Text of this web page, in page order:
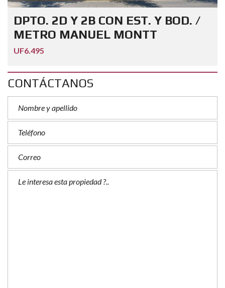
DPTO. 2D Y 2B CON EST. Y BOD. /
METRO MANUEL MONTT
UF6.495
CONTÁCTANOS